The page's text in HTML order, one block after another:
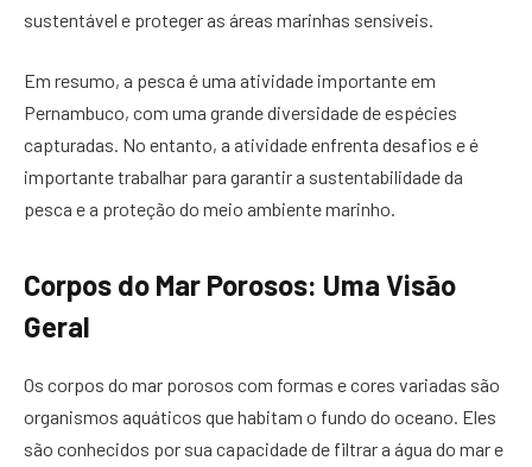
sustentável e proteger as áreas marinhas sensíveis.
Em resumo, a pesca é uma atividade importante em
Pernambuco, com uma grande diversidade de espécies
capturadas. No entanto, a atividade enfrenta desafios e é
importante trabalhar para garantir a sustentabilidade da
pesca e a proteção do meio ambiente marinho.
Corpos do Mar Porosos: Uma Visão
Geral
Os corpos do mar porosos com formas e cores variadas são
organismos aquáticos que habitam o fundo do oceano. Eles
são conhecidos por sua capacidade de filtrar a água do mar e